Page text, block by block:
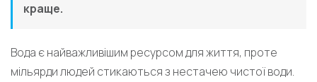
краще.
Вода є найважливішим ресурсом для життя, проте
мільярди людей стикаються з нестачею чистої води.